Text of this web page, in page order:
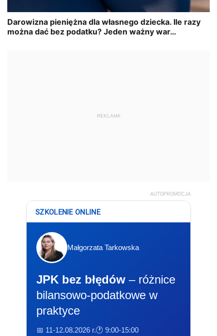
REKLAMA
AUTOPROMOCJA
SZKOLENIE ONLINE
Małgorzata Tarkowska
JPK bez błędów – różnice
bilansowo-podatkowe w
praktyce
📅 11-12.08.2026 r.🕐 9:00-15:00